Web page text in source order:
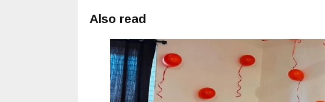
Also read